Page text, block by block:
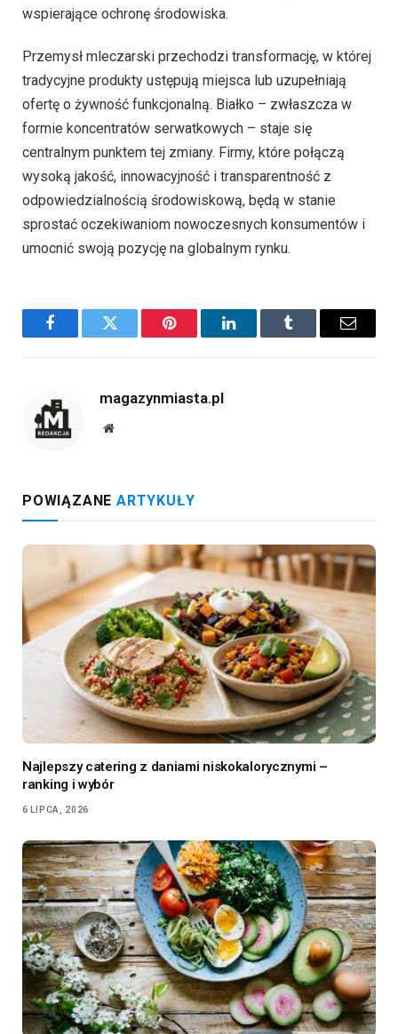
wspierające ochronę środowiska.
Przemysł mleczarski przechodzi transformację, w której
tradycyjne produkty ustępują miejsca lub uzupełniają
ofertę o żywność funkcjonalną. Białko – zwłaszcza w
formie koncentratów serwatkowych – staje się
centralnym punktem tej zmiany. Firmy, które połączą
wysoką jakość, innowacyjność i transparentność z
odpowiedzialnością środowiskową, będą w stanie
sprostać oczekiwaniom nowoczesnych konsumentów i
umocnić swoją pozycję na globalnym rynku.
FacebookTwitter Pinterest LinkedInTumblr Email
magazynmiasta.pl
Website
POWIĄZANE ARTYKUŁY
Najlepszy catering z daniami niskokalorycznymi –
ranking i wybór
6 LIPCA, 2026